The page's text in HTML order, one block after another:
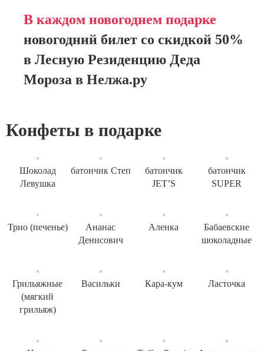
В каждом новогоднем подарке
новогодний билет со скидкой 50%
в Лесную Резиденцию Деда
Мороза в Нелжа.ру
Конфеты в подарке
Шоколад
Левушка
батончик Степ
батончик
JET’S
батончик
SUPER
Трио (печенье)
Ананас
Денисович
Аленка
Бабаевские
шоколадные
Грильяжные
(мягкий
грильяж)
Васильки Кара-кум Ласточка